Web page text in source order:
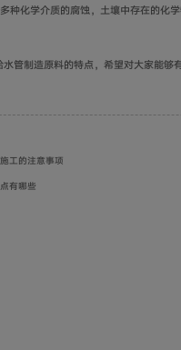
化学介质的腐蚀，土壤中存在的化
制造原料的特点，希望对大家能够有
工的注意事项
有哪些